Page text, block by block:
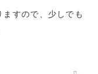
すので、少しでも